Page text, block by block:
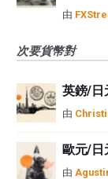
由
次要貨幣對
英鎊/日
由
歐元/日
由